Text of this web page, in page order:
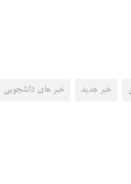
خبر جدید خبر های دانشجویی